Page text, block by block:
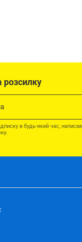
розсилку
в будь-який час,